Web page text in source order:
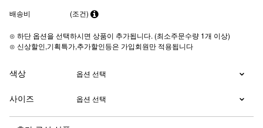
배송비 (조건)
⊙ 하단 옵션을 선택하시면 상품이 추가됩니다. (최소주문수량 1개 이상)
⊙ 신상할인,기획특가,추가할인등은 가입회원만 적용됩니다
색상
사이즈